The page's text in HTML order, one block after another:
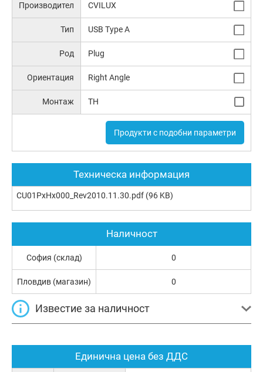
Производител CVILUX
Тип USB Type A
Род Plug
Ориентация Right Angle
Монтаж TH
Продукти с подобни параметри
Техническа информация
CU01PxHx000_Rev2010.11.30.pdf (96 KB)
Единична цена без ДДС
Наличност
София (склад) 0
Пловдив (магазин) 0
Известие за наличност